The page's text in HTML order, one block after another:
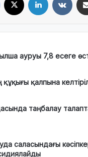
ауруы 7,8 есеге
қалпына
таңбалау
саласындағы